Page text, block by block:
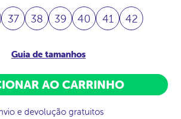
37 38 39 40 41 42
Guia de tamanhos
AO CARRINHO
e devolução gratuitos